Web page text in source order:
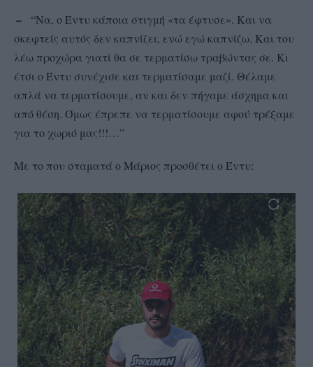
– “Να, ο Έντυ κάποια στιγμή «τα έφτυσε». Και να
σκεφτείς αυτός δεν καπνίζει, ενώ εγώ καπνίζω. Και του
λέω προχώρα γιατί θα σε τερματίσω τραβώντας σε. Κι
έτσι ο Έντυ συνέχισε και τερματίσαμε μαζί. Θέλαμε
απλά να τερματίσουμε, αν και δεν πήγαμε άσχημα και
από θέση. Όμως έπρεπε να τερματίσουμε αφού τρέξαμε
για το χωριό μας!!!…”
Με το που σταματά ο Μάριος προσθέτει ο Έντυ: